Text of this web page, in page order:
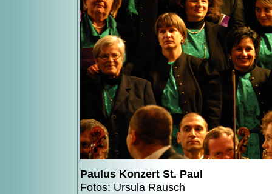
Paulus Konzert St. Paul
Fotos: Ursula Rausch